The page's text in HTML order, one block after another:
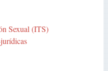
Sexual (ITS)